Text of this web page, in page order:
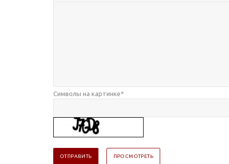
Символы на картинке*